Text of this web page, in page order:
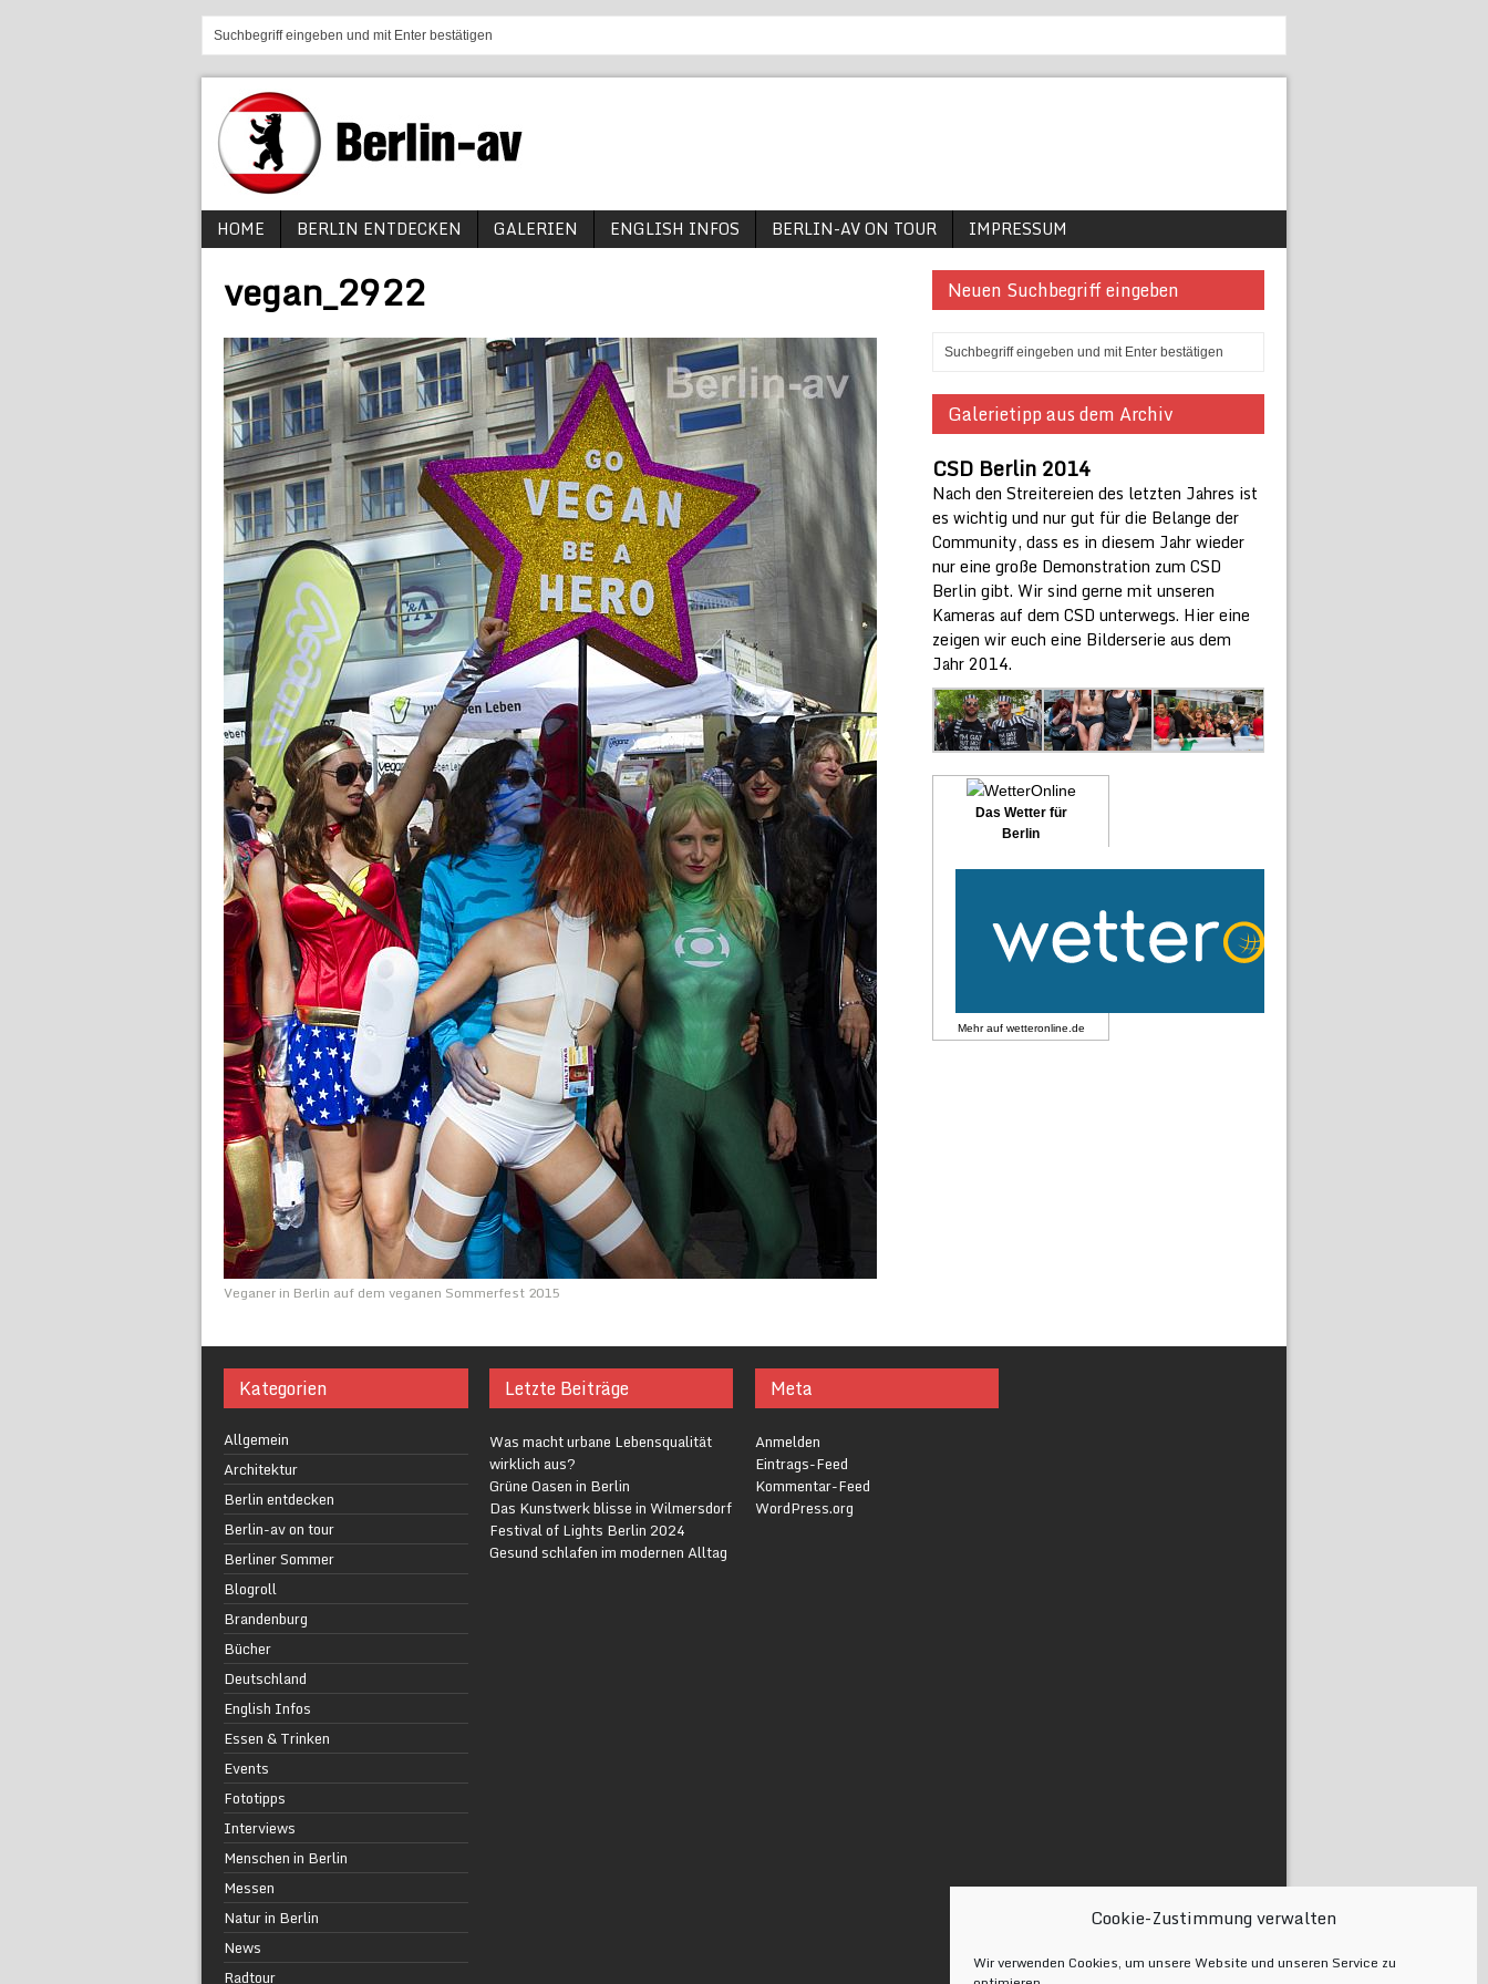
Cookie-Zustimmung verwalten
Wir verwenden Cookies, um unsere Website und unseren Service zu
HOME BERLIN ENTDECKEN GALERIEN ENGLISH INFOS BERLIN-AV ON TOUR IMPRESSUM
vegan_2922
Veganer in Berlin auf dem veganen Sommerfest 2015
Neuen Suchbegriff eingeben
Galerietipp aus dem Archiv
CSD Berlin 2014
Nach den Streitereien des letzten Jahres ist
es wichtig und nur gut für die Belange der
Community, dass es in diesem Jahr wieder
nur eine große Demonstration zum CSD
Berlin gibt. Wir sind gerne mit unseren
Kameras auf dem CSD unterwegs. Hier eine
zeigen wir euch eine Bilderserie aus dem
Jahr 2014.
Das Wetter für
Berlin
Mehr auf wetteronline.de
Kategorien
Allgemein
Architektur
Berlin entdecken
Berlin-av on tour
Berliner Sommer
Blogroll
Brandenburg
Bücher
Deutschland
English Infos
Essen & Trinken
Events
Fototipps
Interviews
Menschen in Berlin
Messen
Natur in Berlin
News
Radtour
Letzte Beiträge
Was macht urbane Lebensqualität
wirklich aus?
Grüne Oasen in Berlin
Das Kunstwerk blisse in Wilmersdorf
Festival of Lights Berlin 2024
Gesund schlafen im modernen Alltag
Meta
Anmelden
Eintrags-Feed
Kommentar-Feed
WordPress.org